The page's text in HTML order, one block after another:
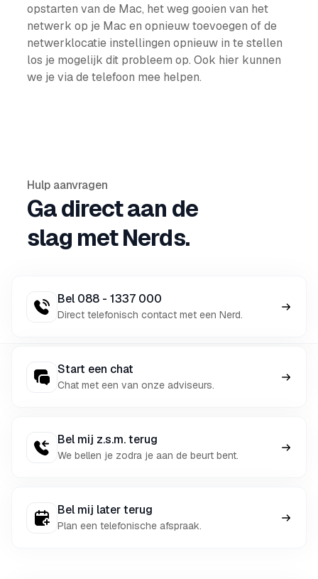
opstarten van de Mac, het weg gooien van het
netwerk op je Mac en opnieuw toevoegen of de
netwerklocatie instellingen opnieuw in te stellen
los je mogelijk dit probleem op. Ook hier kunnen
we je via de telefoon mee helpen.
Hulp aanvragen
Ga direct aan de
slag met Nerds.
Bel 088 - 1337 000
Direct telefonisch contact met een Nerd.
Start een chat
Chat met een van onze adviseurs.
Bel mij z.s.m. terug
We bellen je zodra je aan de beurt bent.
Bel mij later terug
Plan een telefonische afspraak.